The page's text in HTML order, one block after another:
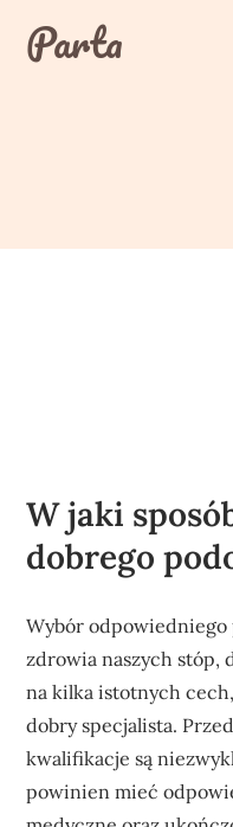
contentParta
W jaki
dobrego
Wybór odpowiedniego
zdrowia naszych stóp,
na kilka istotnych
dobry specjalista.
kwalifikacje są
powinien mieć